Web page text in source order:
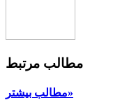
مطالب مرتبط
مطالب بیشتر»